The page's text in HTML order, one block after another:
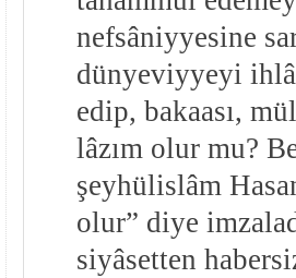
nefsâniyyesine
dünyeviyyeyi
edip, bakaası,
lâzım olur mu?
şeyhülislâm
olur” diye
siyâsetten